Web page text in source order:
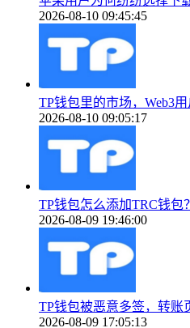
2026-08-10 09:45:45
TP钱包里的市场，Web3
2026-08-10 09:05:17
TP钱包怎么添加TRC钱包
2026-08-09 19:46:00
TP钱包被恶意多签，转账
2026-08-09 17:05:13